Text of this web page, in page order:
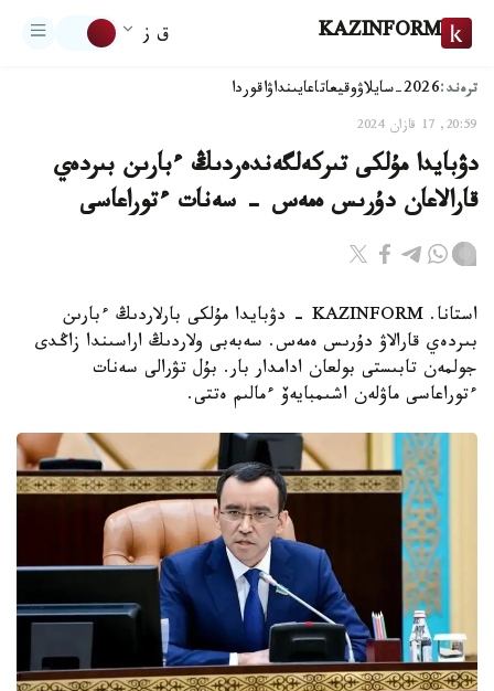
KAZINFORM ق ز
ترەند:2026-سايلاۋ وقيعاتاعايىنداۋاقوردا
20:59, 17 قازان 2024
دۋبايدا مۇلكى تىركەلگەندەردىڭ ءبارىن بىردەي
قارالاعان دۇرىس ەمەس - سەنات ءتوراعاسى
استانا. KAZINFORM - دۋبايدا مۇلكى بارلاردىڭ ءبارىن
بىردەي قارالاۋ دۇرىس ەمەس. سەبەبى ولاردىڭ اراسىندا زاڭدى
جولمەن تابىستى بولعان ادامدار بار. بۇل تۋرالى سەنات
ءتوراعاسى ماۋلەن اشىمبايەۆ ءمالىم ەتتى.